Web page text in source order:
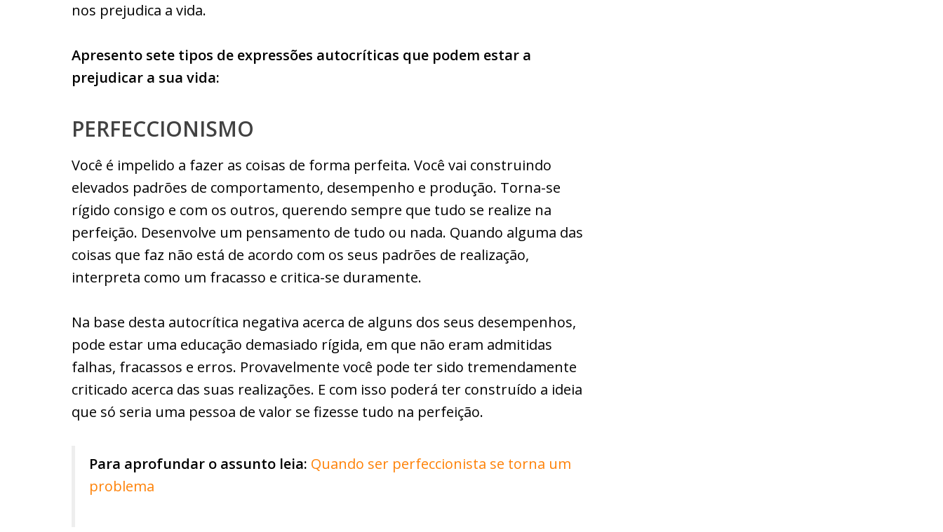
nos prejudica a vida.
Apresento sete tipos de expressões autocríticas que podem estar a
prejudicar a sua vida:
PERFECCIONISMO
Você é impelido a fazer as coisas de forma perfeita. Você vai construindo
elevados padrões de comportamento, desempenho e produção. Torna-se
rígido consigo e com os outros, querendo sempre que tudo se realize na
perfeição. Desenvolve um pensamento de tudo ou nada. Quando alguma das
coisas que faz não está de acordo com os seus padrões de realização,
interpreta como um fracasso e critica-se duramente.
Na base desta autocrítica negativa acerca de alguns dos seus desempenhos,
pode estar uma educação demasiado rígida, em que não eram admitidas
falhas, fracassos e erros. Provavelmente você pode ter sido tremendamente
criticado acerca das suas realizações. E com isso poderá ter construído a ideia
que só seria uma pessoa de valor se fizesse tudo na perfeição.
Para aprofundar o assunto leia: Quando ser perfeccionista se torna um
problema